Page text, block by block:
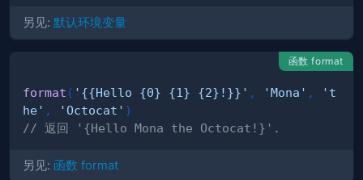
另见: 默认环境变量
函数 format
format ( '{{Hello {0} {1} {2}!}}' , 'Mona' ,
't
he' , 'Octocat' )
// 返回 '{Hello Mona the Octocat!}'.
另见: 函数 format